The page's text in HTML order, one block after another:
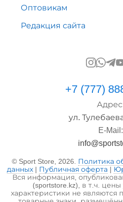
Оптовикам
Редакция сайта
+7 (777)
ул.
E-Mail:
© Sport Store, 2026. Политика
данных| Публичная оферта |
Вся информация,
(sportstore.kz), в т.ч.
характеристики не являются